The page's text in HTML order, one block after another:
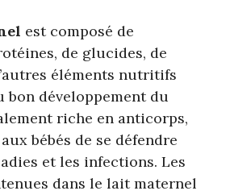
est composé de
de glucides, de
éléments nutritifs
bon développement du
riche en anticorps,
bébés de se défendre
et les infections. Les
dans le lait maternel